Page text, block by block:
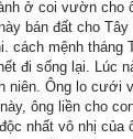
ở coi vườn cho
bán đất cho
cách mệnh tháng
đi sống lại. Lúc
niên. Ông lo cưới
ông liền cho
nhất vô nhị của